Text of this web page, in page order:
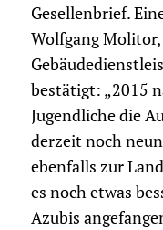
Gesellenbrief.
Wolfgang
bestätigt: „2015
Jugendliche die
derzeit noch
ebenfalls zur
es noch etwas
Azubis